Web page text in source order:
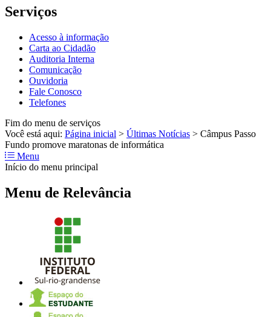
Serviços
Acesso à informação
Carta ao Cidadão
Auditoria Interna
Comunicação
Ouvidoria
Fale Conosco
Telefones
Fim do menu de serviços
Você está aqui: Página inicial > Últimas Notícias > Câmpus Passo
Fundo promove maratonas de informática
Menu
Início do menu principal
Menu de Relevância